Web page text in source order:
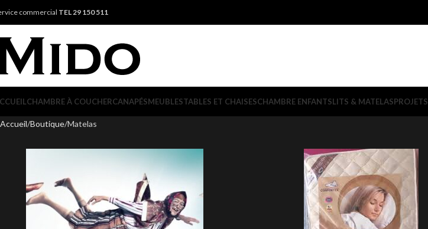
commercial TEL 29 150 511
CHAMBRE À COUCHERCANAPÉSMEUBLESTABLES ET CHAISESCHAMBRE ENFANTSLITS & MATELASPROJETS
Accueil Boutique Matelas